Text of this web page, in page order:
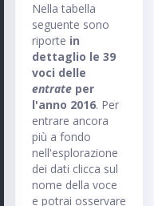
Nella tabella
seguente sono
riporte in
dettaglio le 39
voci delle
entrate per
l'anno 2016. Per
entrare ancora
più a fondo
nell'esplorazione
dei dati clicca sul
nome della voce
e potrai osservare